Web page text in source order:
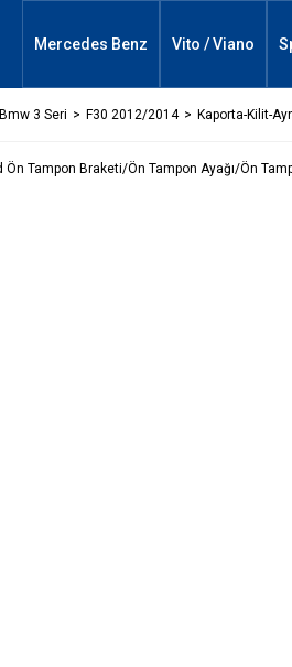
Mercedes Benz Vito / Viano
Bmw 3 Seri F30 2012/2014 Kaporta-Kilit-